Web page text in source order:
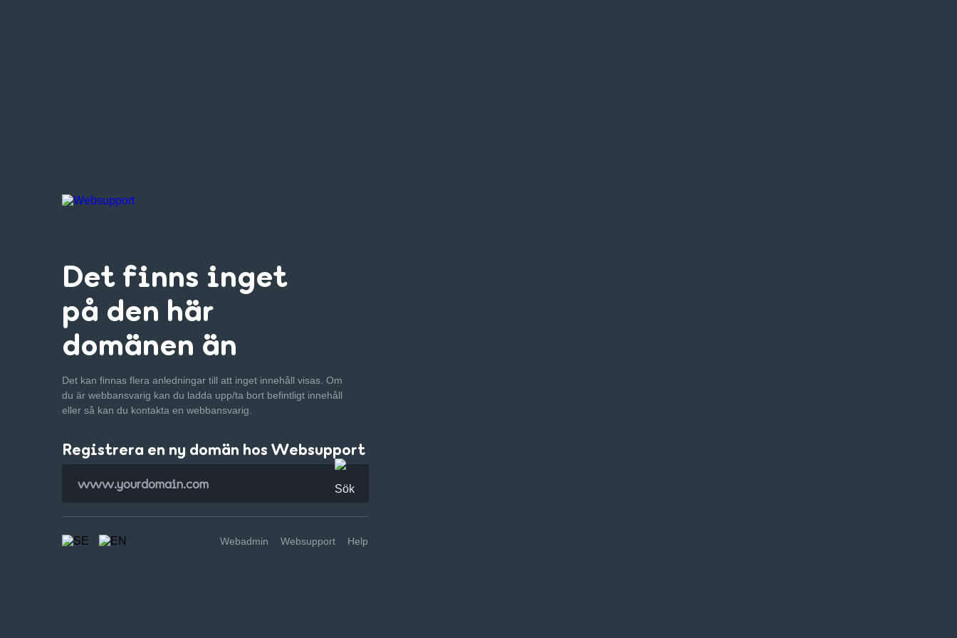
Det finns inget
på den här
domänen än
Det kan finnas flera anledningar till att inget innehåll visas. Om
du är webbansvarig kan du ladda upp/ta bort befintligt innehåll
eller så kan du kontakta en webbansvarig.
Registrera en ny domän hos Websupport
Webadmin Websupport Help